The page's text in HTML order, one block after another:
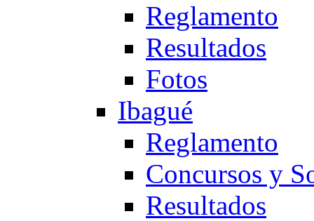
Reglamento
Resultados
Fotos
Ibagué
Reglamento
Concursos y
Resultados